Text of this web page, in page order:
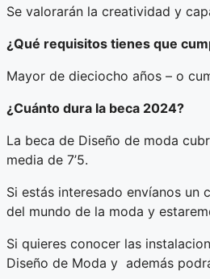
Se valorarán la creatividad y
¿Qué requisitos tienes que
Mayor de dieciocho años – o
¿Cuánto dura la beca 2024?
La beca de Diseño de moda
media de 7’5.
Si estás interesado envíanos un
del mundo de la moda y
Si quieres conocer las
Diseño de Moda y además